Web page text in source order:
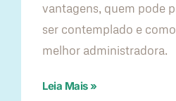
vantagens, quem pode
ser contemplado e
melhor administradora.
Leia Mais »